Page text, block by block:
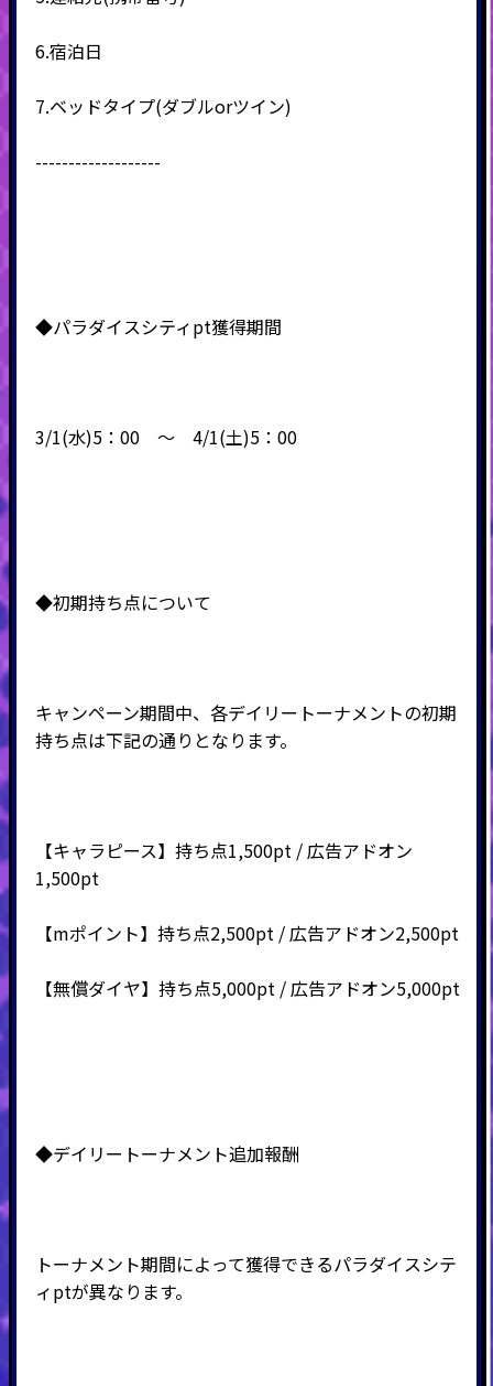
6.宿泊日
7.ベッドタイプ(ダブルorツイン)
-------------------
◆パラダイスシティpt獲得期間
3/1(水)5：00 ～ 4/1(土)5：00
◆初期持ち点について
キャンペーン期間中、各デイリートーナメントの初期
持ち点は下記の通りとなります。
【キャラピース】持ち点1,500pt / 広告アドオン
1,500pt
【mポイント】持ち点2,500pt / 広告アドオン2,500pt
【無償ダイヤ】持ち点5,000pt / 広告アドオン5,000pt
◆デイリートーナメント追加報酬
トーナメント期間によって獲得できるパラダイスシテ
ィptが異なります。